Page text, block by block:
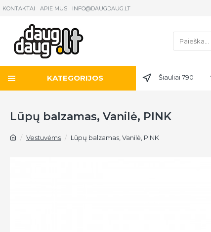
KONTAKTAI APIE MUS INFO@DAUGDAUG.LT
KATEGORIJOS Šiauliai 790
Vestuvėms Lūpų balzamas, Vanilė, PINK
Lūpų balzamas, Vanilė, PINK